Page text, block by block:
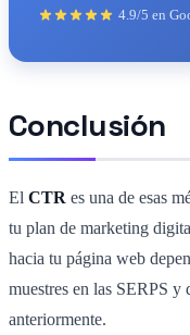
4.9/5 en
Conclusión
El CTR es una de esas
tu plan de marketing
hacia tu página web
muestres en las SERPS y
anteriormente.